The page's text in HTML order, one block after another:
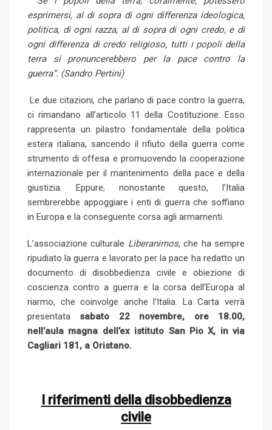
esprimersi, al di sopra di ogni differenza ideologica,
politica, di ogni razza, al di sopra di ogni credo, e di
ogni differenza di credo religioso, tutti i popoli della
terra si pronuncerebbero per la pace contro la
guerra”. (Sandro Pertini)
Le due citazioni, che parlano di pace contro la guerra,
ci rimandano all’articolo 11 della Costituzione. Esso
rappresenta un pilastro fondamentale della politica
estera italiana, sancendo il rifiuto della guerra come
strumento di offesa e promuovendo la cooperazione
internazionale per il mantenimento della pace e della
giustizia. Eppure, nonostante questo, l’Italia
sembrerebbe appoggiare i enti di guerra che soffiano
in Europa e la conseguente corsa agli armamenti.
L’associazione culturale Liberanimos, che ha sempre
ripudiato la guerra e lavorato per la pace ha redatto un
documento di disobbedienza civile e obiezione di
coscienza contro a guerra e la corsa dell’Europa al
riarmo, che coinvolge anche l’Italia. La Carta verrà
presentata sabato 22 novembre, ore 18.00,
nell’aula magna dell’ex istituto San Pio X, in via
Cagliari 181, a Oristano.
I riferimenti della disobbedienza
civile